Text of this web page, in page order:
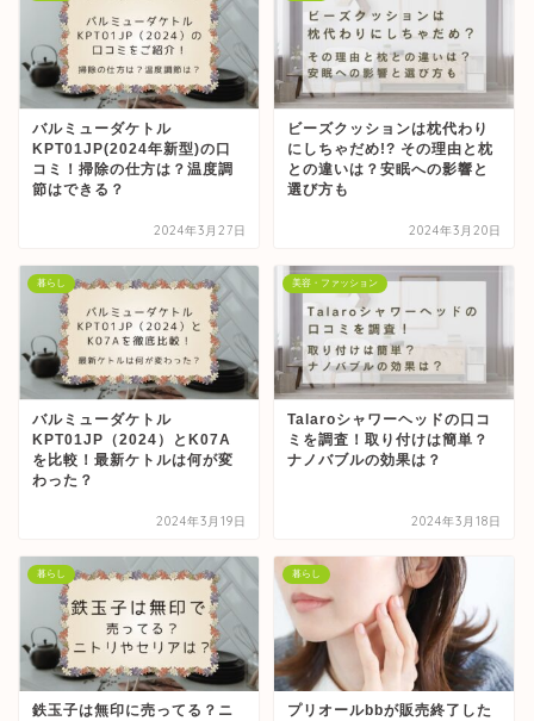
バルミューダケトル
KPT01JP(2024年新型)の口
コミ！掃除の仕方は？温度調
節はできる？
2024年3月27日
ビーズクッションは枕代わり
にしちゃだめ!? その理由と枕
との違いは？安眠への影響と
選び方も
2024年3月20日
暮らし
バルミューダケトル
KPT01JP（2024）とK07A
を比較！最新ケトルは何が変
わった？
2024年3月19日
美容・ファッション
Talaroシャワーヘッドの口コ
ミを調査！取り付けは簡単？
ナノバブルの効果は？
2024年3月18日
暮らし
鉄玉子は無印に売ってる？ニ
暮らし
プリオールbbが販売終了した